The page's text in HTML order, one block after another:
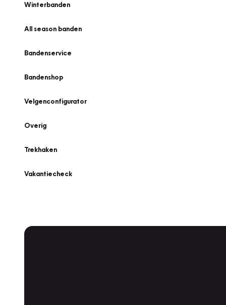
Winterbanden
All season banden
Bandenservice
Bandenshop
Velgenconfigurator
Overig
Trekhaken
Vakantiecheck